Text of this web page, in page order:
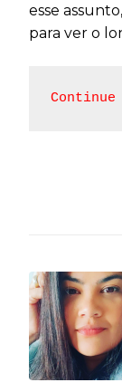
esse
para ver o
Continue